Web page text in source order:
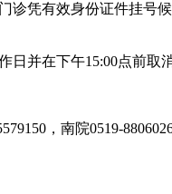
诊凭有效身份证件挂
并在下午15:00点前取消
，南院0519-